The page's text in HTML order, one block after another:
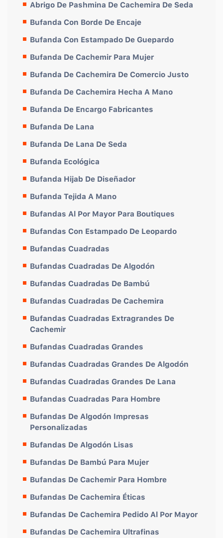
Abrigo De Pashmina De Cachemira De Seda
Bufanda Con Borde De Encaje
Bufanda Con Estampado De Guepardo
Bufanda De Cachemir Para Mujer
Bufanda De Cachemira De Comercio Justo
Bufanda De Cachemira Hecha A Mano
Bufanda De Encargo Fabricantes
Bufanda De Lana
Bufanda De Lana De Seda
Bufanda Ecológica
Bufanda Hijab De Diseñador
Bufanda Tejida A Mano
Bufandas Al Por Mayor Para Boutiques
Bufandas Con Estampado De Leopardo
Bufandas Cuadradas
Bufandas Cuadradas De Algodón
Bufandas Cuadradas De Bambú
Bufandas Cuadradas De Cachemira
Bufandas Cuadradas Extragrandes De
Cachemir
Bufandas Cuadradas Grandes
Bufandas Cuadradas Grandes De Algodón
Bufandas Cuadradas Grandes De Lana
Bufandas Cuadradas Para Hombre
Bufandas De Algodón Impresas
Personalizadas
Bufandas De Algodón Lisas
Bufandas De Bambú Para Mujer
Bufandas De Cachemir Para Hombre
Bufandas De Cachemira Éticas
Bufandas De Cachemira Pedido Al Por Mayor
Bufandas De Cachemira Ultrafinas